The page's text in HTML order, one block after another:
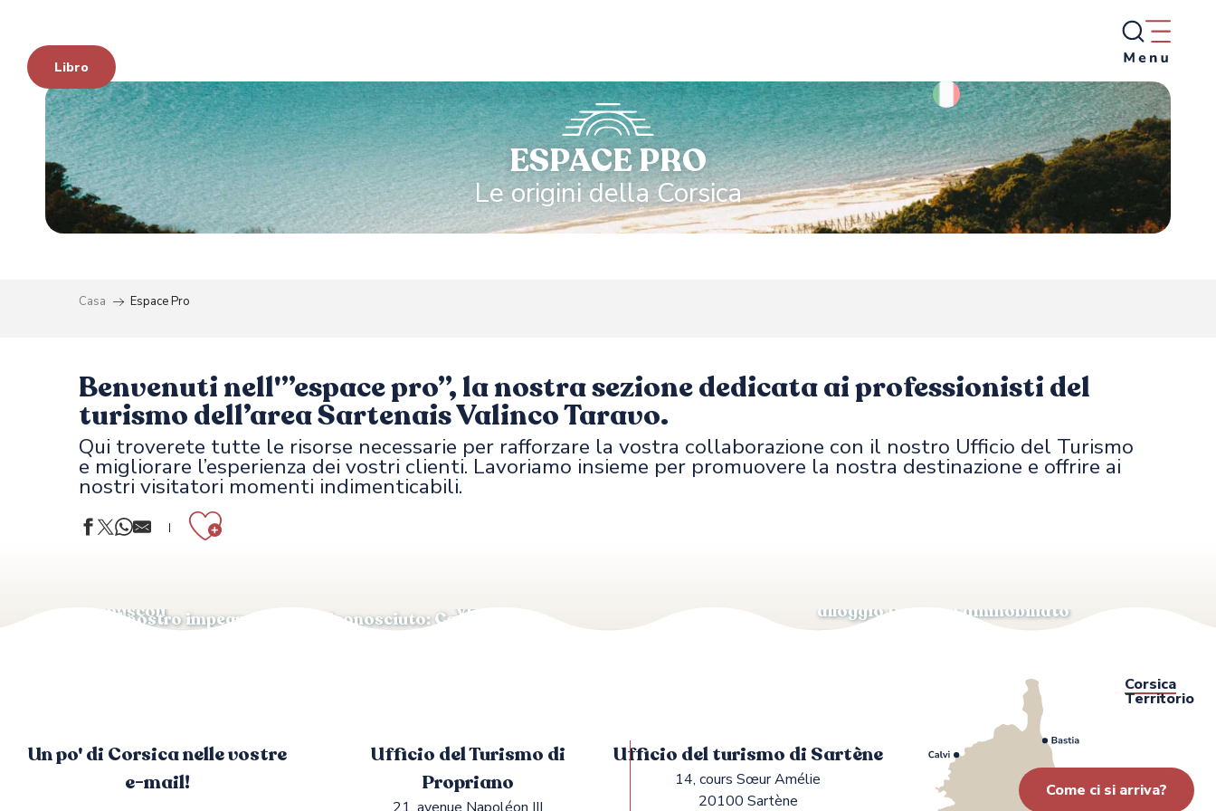
contenu
principal
Libro
ESPACE PRO
Le origini della Corsica
Casa Espace Pro
Benvenuti nell'”espace pro”, la nostra sezione dedicata ai professionisti del
turismo dell’area Sartenais Valinco Taravo.
Qui troverete tutte le risorse necessarie per rafforzare la vostra collaborazione con il nostro Ufficio del Turismo
e migliorare l’esperienza dei vostri clienti. Lavoriamo insieme per promuovere la nostra destinazione e offrire ai
nostri visitatori momenti indimenticabili.
Ajouter aux favoris
Opuscoli
VIT?
alloggio turistico ammobiliato
🏅 Il nostro impegno è stato riconosciuto: Categoria 1 e
Un po' di Corsica nelle vostre
e-mail!
Ufficio del Turismo di
Propriano
Ufficio del turismo di Sartène
14, cours Sœur Amélie
20100 Sartène
Corsica
Territorio
Come ci si arriva?